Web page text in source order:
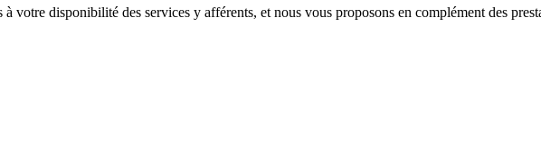
votre disponibilité des services y afférents, et nous vous proposons en complément des